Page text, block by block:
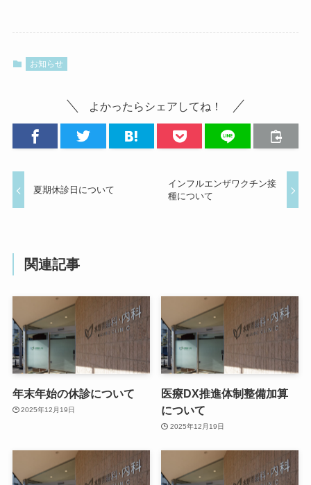
お知らせ
よかったらシェアしてね！
夏期休診日について
インフルエンザワクチン接
種について
関連記事
年末年始の休診について
2025年12月19日
医療DX推進体制整備加算
について
2025年12月19日